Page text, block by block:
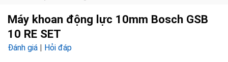
Máy khoan động lực 10mm Bosch GSB
10 RE SET
Đánh giá | Hỏi đáp